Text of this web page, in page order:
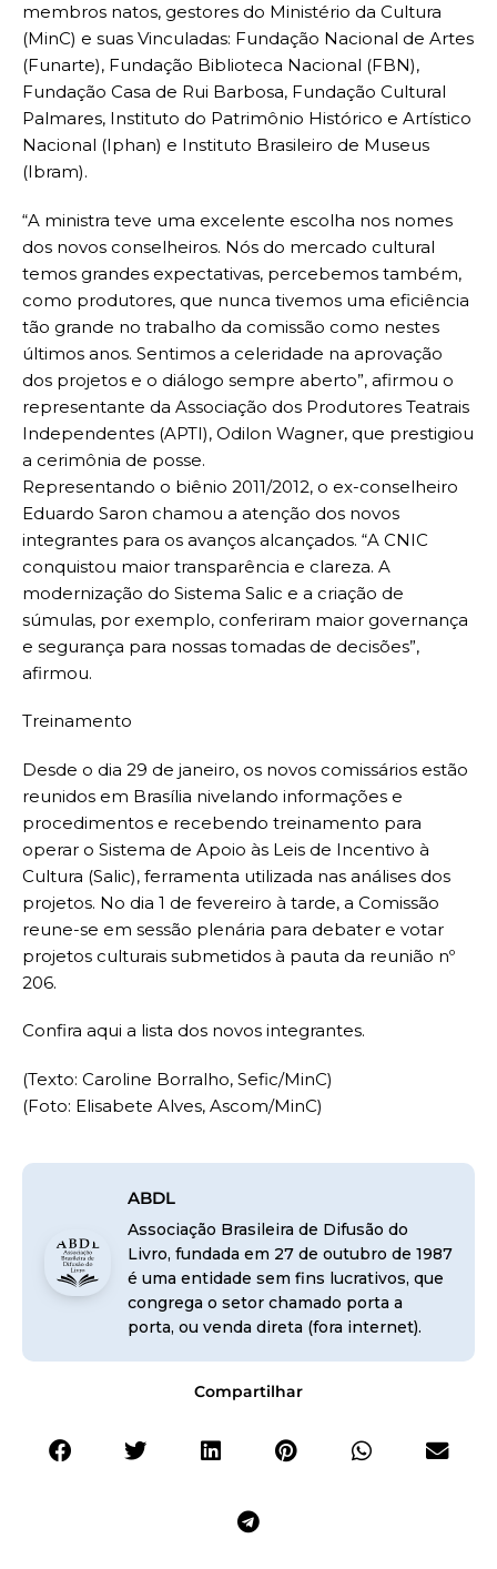
membros natos, gestores do Ministério da Cultura
(MinC) e suas Vinculadas: Fundação Nacional de Artes
(Funarte), Fundação Biblioteca Nacional (FBN),
Fundação Casa de Rui Barbosa, Fundação Cultural
Palmares, Instituto do Patrimônio Histórico e Artístico
Nacional (Iphan) e Instituto Brasileiro de Museus
(Ibram).
“A ministra teve uma excelente escolha nos nomes
dos novos conselheiros. Nós do mercado cultural
temos grandes expectativas, percebemos também,
como produtores, que nunca tivemos uma eficiência
tão grande no trabalho da comissão como nestes
últimos anos. Sentimos a celeridade na aprovação
dos projetos e o diálogo sempre aberto”, afirmou o
representante da Associação dos Produtores Teatrais
Independentes (APTI), Odilon Wagner, que prestigiou
a cerimônia de posse.
Representando o biênio 2011/2012, o ex-conselheiro
Eduardo Saron chamou a atenção dos novos
integrantes para os avanços alcançados. “A CNIC
conquistou maior transparência e clareza. A
modernização do Sistema Salic e a criação de
súmulas, por exemplo, conferiram maior governança
e segurança para nossas tomadas de decisões”,
afirmou.
Treinamento
Desde o dia 29 de janeiro, os novos comissários estão
reunidos em Brasília nivelando informações e
procedimentos e recebendo treinamento para
operar o Sistema de Apoio às Leis de Incentivo à
Cultura (Salic), ferramenta utilizada nas análises dos
projetos. No dia 1 de fevereiro à tarde, a Comissão
reune-se em sessão plenária para debater e votar
projetos culturais submetidos à pauta da reunião nº
206.
Confira aqui a lista dos novos integrantes.
(Texto: Caroline Borralho, Sefic/MinC)
(Foto: Elisabete Alves, Ascom/MinC)
ABDL
Associação Brasileira de Difusão do
Livro, fundada em 27 de outubro de 1987
é uma entidade sem fins lucrativos, que
congrega o setor chamado porta a
porta, ou venda direta (fora internet).
Compartilhar